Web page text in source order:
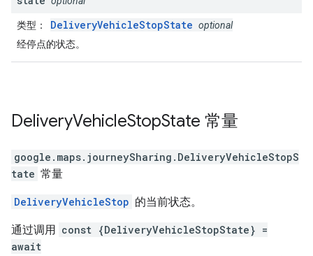
类型 ： DeliveryVehicleStopState optional
经停点的状态。
DeliveryVehicleStopState 常量
google.maps.journeySharing . DeliveryVehicleStopS
tate 常量
DeliveryVehicleStop 的当前状态。
通过调用 const {DeliveryVehicleStopState} =
await